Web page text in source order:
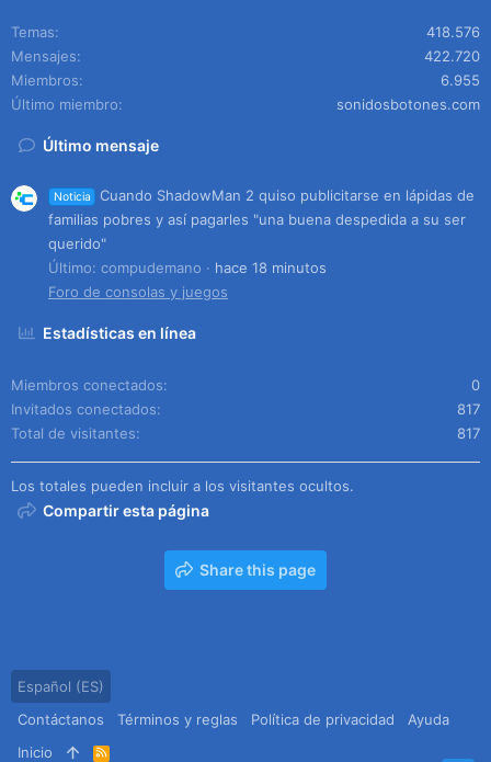
Temas
418.576
Mensajes
422.720
Miembros
6.955
Último miembro
sonidosbotones.com
Último mensaje
Noticia
Cuando ShadowMan 2 quiso publicitarse en lápidas de
familias pobres y así pagarles "una buena despedida a su ser
querido"
Último: compudemano
hace 18 minutos
Foro de consolas y juegos
Estadísticas en línea
Miembros conectados
0
Invitados conectados
817
Total de visitantes
817
Los totales pueden incluir a los visitantes ocultos.
Compartir esta página
Share this page
Español (ES)
Contáctanos
Términos y reglas Política de privacidad
Ayuda
Inicio
R